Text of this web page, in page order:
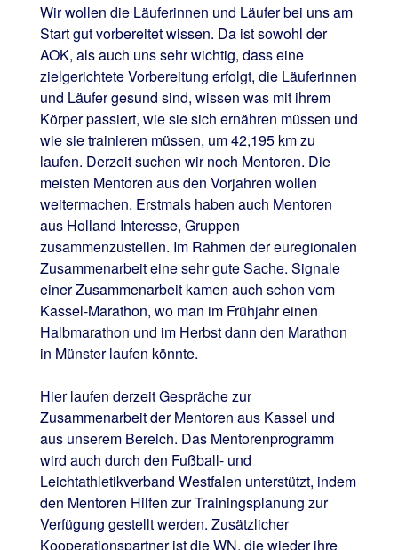
Wir wollen die Läuferinnen und Läufer bei uns am
Start gut vorbereitet wissen. Da ist sowohl der
AOK, als auch uns sehr wichtig, dass eine
zielgerichtete Vorbereitung erfolgt, die Läuferinnen
und Läufer gesund sind, wissen was mit ihrem
Körper passiert, wie sie sich ernähren müssen und
wie sie trainieren müssen, um 42,195 km zu
laufen. Derzeit suchen wir noch Mentoren. Die
meisten Mentoren aus den Vorjahren wollen
weitermachen. Erstmals haben auch Mentoren
aus Holland Interesse, Gruppen
zusammenzustellen. Im Rahmen der euregionalen
Zusammenarbeit eine sehr gute Sache. Signale
einer Zusammenarbeit kamen auch schon vom
Kassel-Marathon, wo man im Frühjahr einen
Halbmarathon und im Herbst dann den Marathon
in Münster laufen könnte.
Hier laufen derzeit Gespräche zur
Zusammenarbeit der Mentoren aus Kassel und
aus unserem Bereich. Das Mentorenprogramm
wird auch durch den Fußball- und
Leichtathletikverband Westfalen unterstützt, indem
den Mentoren Hilfen zur Trainingsplanung zur
Verfügung gestellt werden. Zusätzlicher
Kooperationspartner ist die WN, die wieder ihre